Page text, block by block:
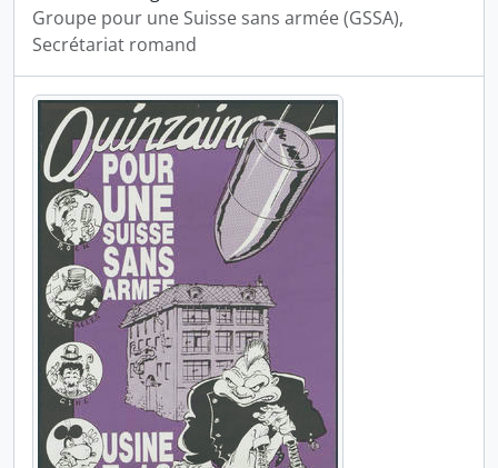
Groupe pour une Suisse sans armée (GSSA),
Secrétariat romand